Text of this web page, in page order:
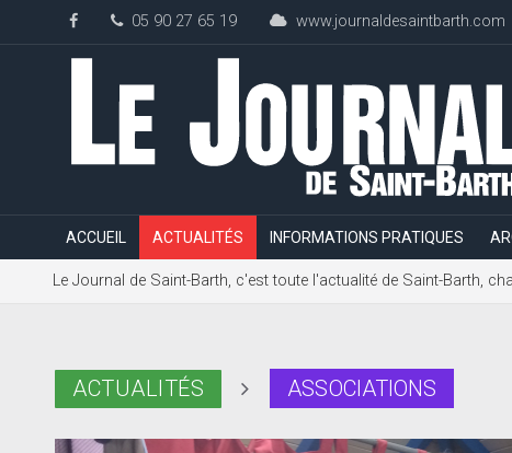
05 90 27 65 19 www.journaldesaintbarth.com
ACCUEIL ACTUALITÉS INFORMATIONS PRATIQUES
Le Journal de Saint-Barth, c'est toute l'actualité de Saint-Barth,
ACTUALITÉS ASSOCIATIONS